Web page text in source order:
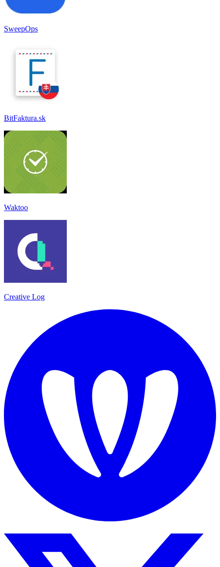
SweepOps
BitFaktura.sk
Waktoo
Creative Log